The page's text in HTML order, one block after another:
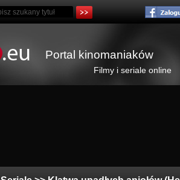
Portal kinomaniaków
Filmy i seriale online